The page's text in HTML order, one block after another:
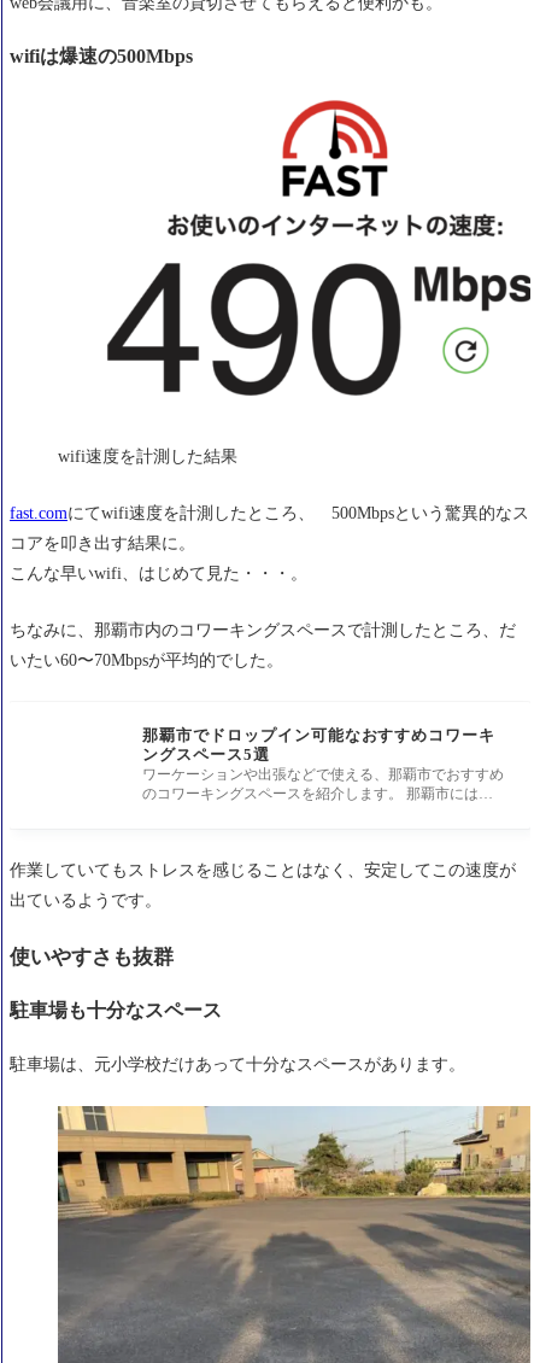
wifiは爆速の500Mbps
wifi速度を計測した結果
fast.comにてwifi速度を計測したところ、 500Mbpsという驚異的なス
コアを叩き出す結果に。
こんな早いwifi、はじめて見た・・・。
ちなみに、那覇市内のコワーキングスペースで計測したところ、だ
いたい60〜70Mbpsが平均的でした。
那覇市でドロップイン可能なおすすめコワーキ
ングスペース5選
ワーケーションや出張などで使える、那覇市でおすすめ
のコワーキングスペースを紹介します。 那覇市には、
作業していてもストレスを感じることはなく、安定してこの速度が
出ているようです。
使いやすさも抜群
駐車場も十分なスペース
駐車場は、元小学校だけあって十分なスペースがあります。